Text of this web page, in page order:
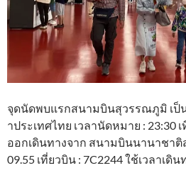
จุดนัดพบแรกสนามบินสุวรรณภูมิ เป็
าประเทศไทย เวลานัดหมาย : 23:30
ออกเดินทางจาก สนามบินนานาชาติ
09.55 เที่ยวบิน : 7C2244 ใช้เวลาเ